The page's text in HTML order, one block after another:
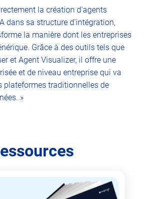
la création d'agents
dans sa structure d'intégration,
la manière dont les entreprises
Grâce à des outils tels que
et Agent Visualizer, il offre une
et de niveau entreprise qui va
plateformes traditionnelles de
»